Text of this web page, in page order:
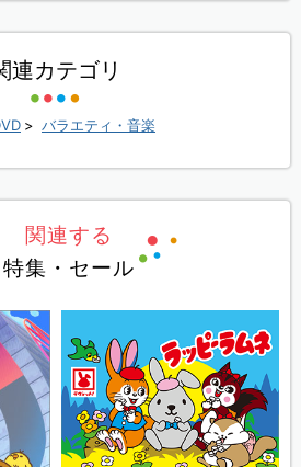
連カテゴリ
> バラエティ・音楽
関連する
特集・セール